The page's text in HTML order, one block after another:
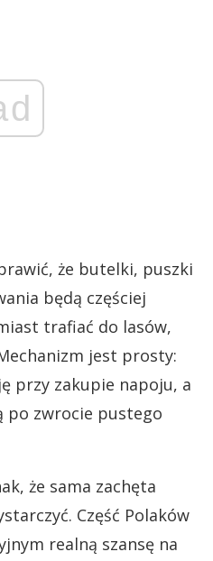
że butelki, puszki
będą częściej
trafiać do lasów,
jest prosty:
przy zakupie napoju, a
po zwrocie pustego
że sama zachęta
Część Polaków
realną szansę na